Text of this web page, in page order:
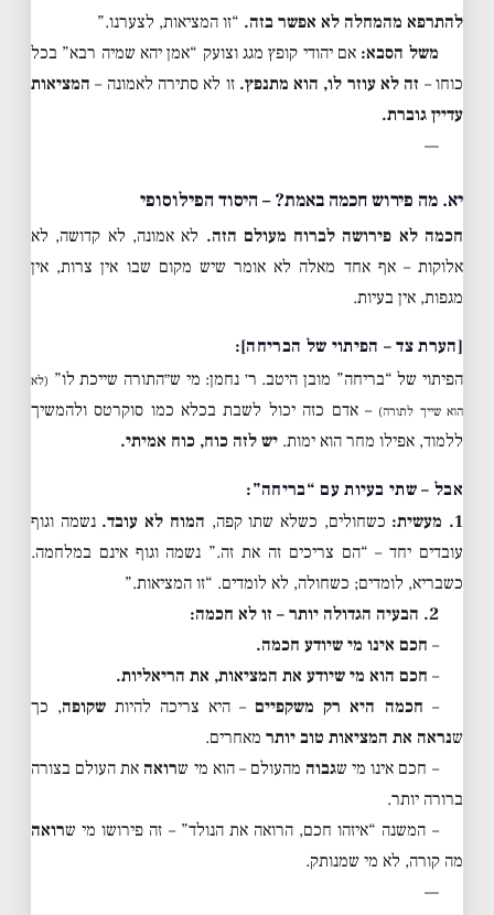
להתרפא מהמחלה לא אפשר בזה. “זו המציאות, לצערנו.”
משל הסבא: אם יהודי קופץ מגג וצועק “אמן יהא שמיה רבא” בכל
כוחו – זה לא עוזר לו, הוא מתנפץ. זו לא סתירה לאמונה – המציאות
עדיין גוברת.
—
יא. מה פירוש חכמה באמת? – היסוד הפילוסופי
חכמה לא פירושה לברוח מעולם הזה. לא אמונה, לא קדושה, לא
אלוקות – אף אחד מאלה לא אומר שיש מקום שבו אין צרות, אין
מגפות, אין בעיות.
[הערת צד – הפיתוי של הבריחה]:
הפיתוי של “בריחה” מובן היטב. ר׳ נחמן: מי ש״התורה שייכת לו” (לא
הוא שייך לתורה) – אדם כזה יכול לשבת בכלא כמו סוקרטס ולהמשיך
ללמוד, אפילו מחר הוא ימות. יש לזה כוח, כוח אמיתי.
אבל – שתי בעיות עם “בריחה”:
1. מעשית:
כשחולים, כשלא שתו קפה, המוח לא עובד. נשמה וגוף
עובדים יחד – “הם צריכים זה את זה.” נשמה וגוף אינם במלחמה.
כשבריא, לומדים; כשחולה, לא לומדים. “זו המציאות.”
2. הבעיה הגדולה יותר – זו לא חכמה:
– חכם אינו מי שיודע חכמה.
– חכם הוא מי שיודע את המציאות, את הריאליות.
– חכמה היא רק משקפיים– היא צריכה להיות שקופה, כך
שנראה את המציאות טוב יותר מאחרים.
– חכם אינו מי שגבוה מהעולם – הוא מי שרואה את העולם בצורה
ברורה יותר.
– המשנה “איזהו חכם, הרואה את הנולד” – זה פירושו מי שרואה
מה קורה, לא מי שמנותק.
—